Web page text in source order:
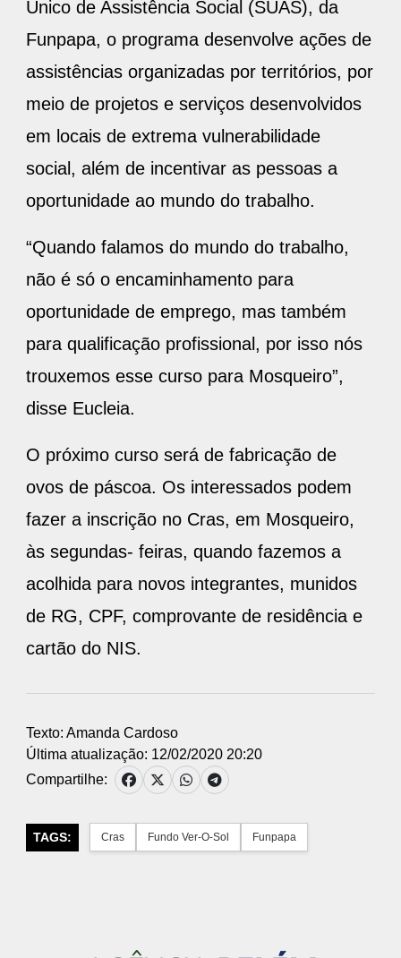
Único de Assistência Social (SUAS), da
Funpapa, o programa desenvolve ações de
assistências organizadas por territórios, por
meio de projetos e serviços desenvolvidos
em locais de extrema vulnerabilidade
social, além de incentivar as pessoas a
oportunidade ao mundo do trabalho.
“Quando falamos do mundo do trabalho,
não é só o encaminhamento para
oportunidade de emprego, mas também
para qualificação profissional, por isso nós
trouxemos esse curso para Mosqueiro”,
disse Eucleia.
O próximo curso será de fabricação de
ovos de páscoa. Os interessados podem
fazer a inscrição no Cras, em Mosqueiro,
às segundas- feiras, quando fazemos a
acolhida para novos integrantes, munidos
de RG, CPF, comprovante de residência e
cartão do NIS.
Texto: Amanda Cardoso
Última atualização: 12/02/2020 20:20
Compartilhe:
TAGS: Cras Fundo Ver-O-Sol Funpapa